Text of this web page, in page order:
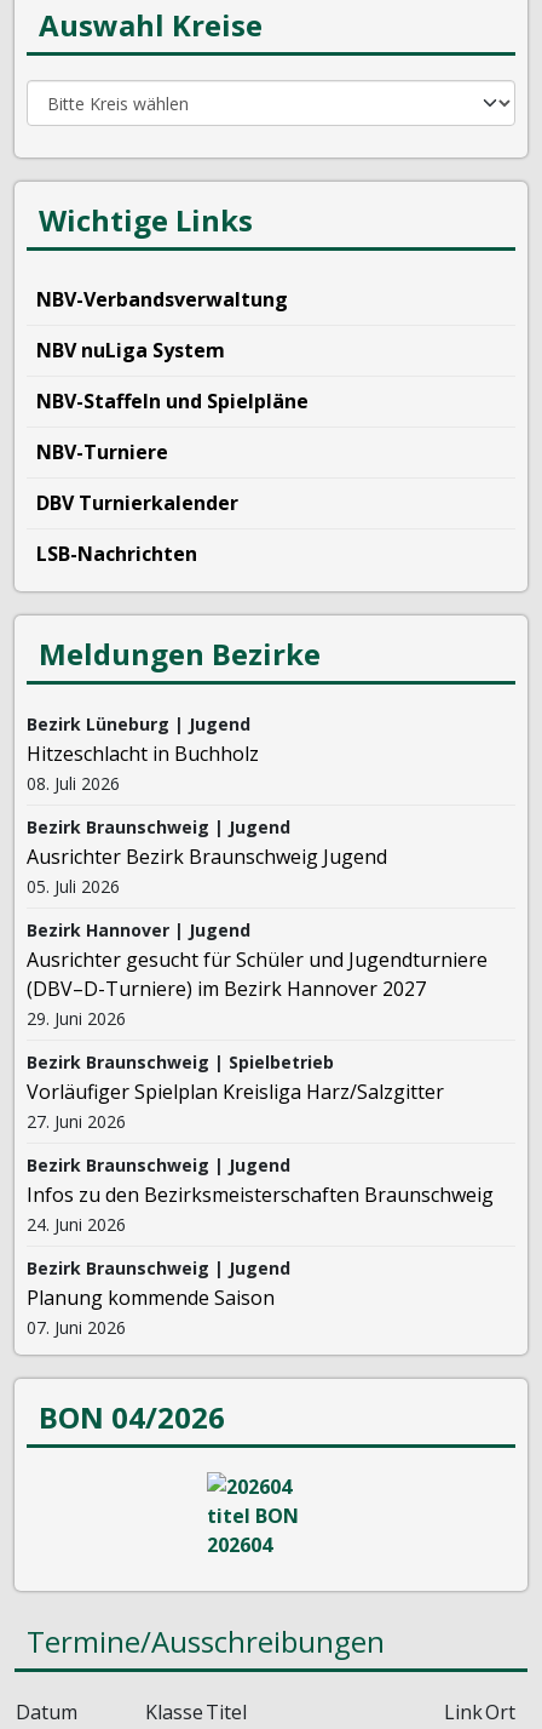
Auswahl Kreise
Wichtige Links
NBV-Verbandsverwaltung
NBV nuLiga System
NBV-Staffeln und Spielpläne
NBV-Turniere
DBV Turnierkalender
LSB-Nachrichten
Meldungen Bezirke
Bezirk Lüneburg | Jugend
Hitzeschlacht in Buchholz
08. Juli 2026
Bezirk Braunschweig | Jugend
Ausrichter Bezirk Braunschweig Jugend
05. Juli 2026
Bezirk Hannover | Jugend
Ausrichter gesucht für Schüler und Jugendturniere
(DBV–D-Turniere) im Bezirk Hannover 2027
29. Juni 2026
Bezirk Braunschweig | Spielbetrieb
Vorläufiger Spielplan Kreisliga Harz/Salzgitter
27. Juni 2026
Bezirk Braunschweig | Jugend
Infos zu den Bezirksmeisterschaften Braunschweig
24. Juni 2026
Bezirk Braunschweig | Jugend
Planung kommende Saison
07. Juni 2026
BON 04/2026
Termine/Ausschreibungen
Datum KlasseTitel LinkOrt